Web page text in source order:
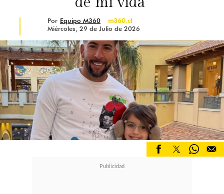
Por Equipo M360
m360.cl
Miércoles, 29 de Julio de 2026